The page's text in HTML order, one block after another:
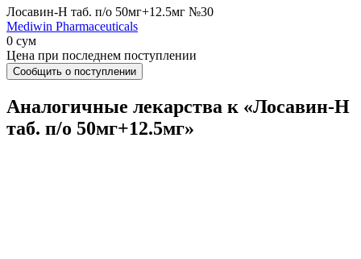
Лосавин-Н таб. п/о 50мг+12.5мг №30
Mediwin Pharmaceuticals
0 сум
Цена при последнем поступлении
Сообщить о поступлении
Аналогичные лекарства к «Лосавин-Н
таб. п/о 50мг+12.5мг»